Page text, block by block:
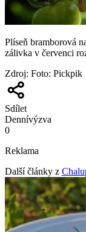
Plíseň bramborová
zálivka v červenci
Zdroj: Foto: Pickpik
Sdílet
Dennívýzva
0
Reklama
Další články z